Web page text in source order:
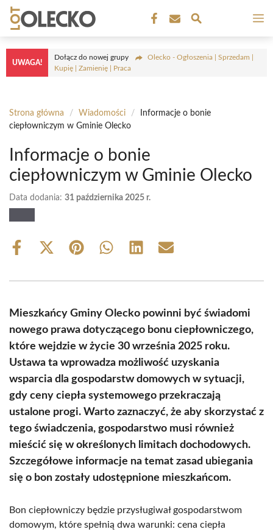
Przejdź
treści
UWAGA!
Dołącz do nowej grupy
Olecko - Ogłoszenia | Sprzedam |
Kupię | Zamienię | Praca
Strona główna / Wiadomości /
Informacje o bonie
ciepłowniczym w Gminie Olecko
Informacje o bonie
ciepłowniczym w Gminie Olecko
Data dodania: 31 października 2025 r.
Share
Share
(Twitter)
Share Share Share Share
Mieszkańcy Gminy Olecko powinni być świadomi
nowego prawa dotyczącego bonu ciepłowniczego,
które wejdzie w życie 30 września 2025 roku.
Ustawa ta wprowadza możliwość uzyskania
wsparcia dla gospodarstw domowych w sytuacji,
gdy ceny ciepła systemowego przekraczają
ustalone progi. Warto zaznaczyć, że aby skorzystać z
tego świadczenia, gospodarstwo musi również
mieścić się w określonych limitach dochodowych.
Szczegółowe informacje na temat zasad ubiegania
się o bon zostały udostępnione mieszkańcom.
Bon ciepłowniczy będzie przysługiwał gospodarstwom
domowym, które spełnią dwa warunki: cena ciepła